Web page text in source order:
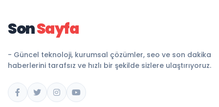
SonSayfa
- Güncel teknoloji, kurumsal çözümler, seo ve son dakika
haberlerini tarafsız ve hızlı bir şekilde sizlere ulaştırıyoruz.